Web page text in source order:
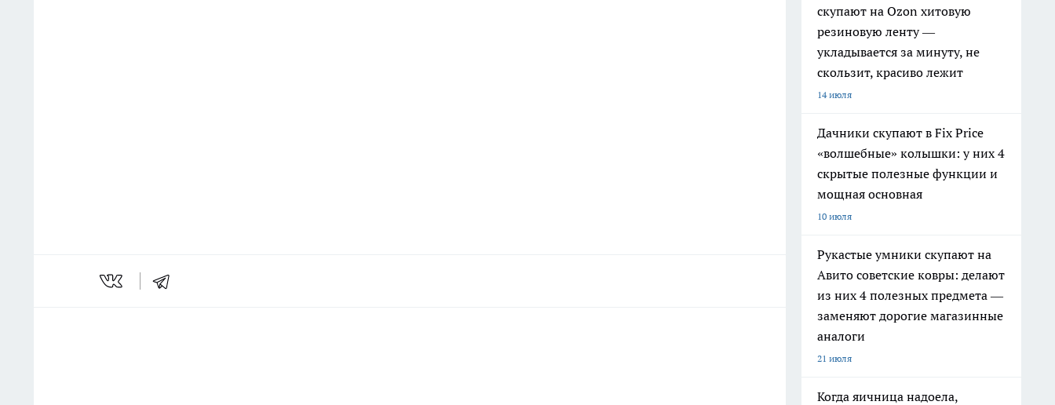
скупают на Ozon хитовую
резиновую ленту —
укладывается за минуту, не
скользит, красиво лежит
14 июля
Дачники скупают в Fix Price
«волшебные» колышки: у них 4
скрытые полезные функции и
мощная основная
10 июля
Рукастые умники скупают на
Авито советские ковры: делают
из них 4 полезных предмета —
заменяют дорогие магазинные
аналоги
21 июля
Когда яичница надоела,